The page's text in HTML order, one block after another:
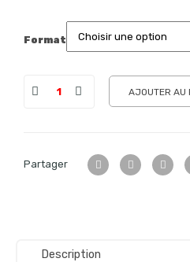
Format
AJOUTER AU
Partager
Description